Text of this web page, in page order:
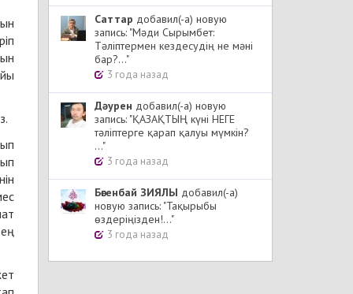
Cаттар добавил(-а) новую
запись: "Мәди Сырымбет:
Тәліптермен кездесудің не мәні
бар?..."
3 года назад
Дәурен добавил(-а) новую
запись: "ҚАЗАҚТЫҢ күні НЕГЕ
тәліптерге қарап қалуы мүмкін?
..."
3 года назад
Бөгенбай ЗИЯЛЫ добавил(-а)
новую запись: "Тақырыбы
өздеріңізден!..."
3 года назад